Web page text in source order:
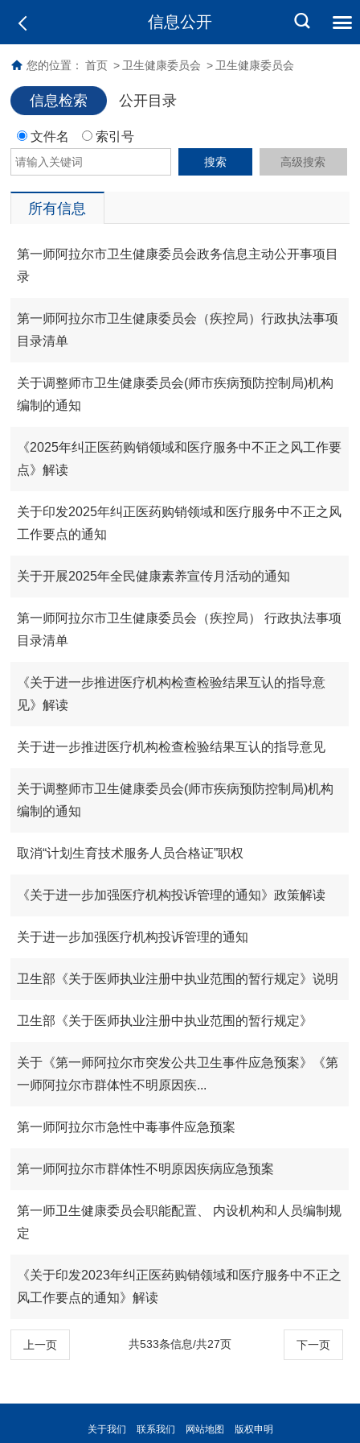
信息公开
您的位置： 首页 > 卫生健康委员会 > 卫生健康委员会
信息检索 公开目录
文件名 索引号
搜索 高级搜索
所有信息
第一师阿拉尔市卫生健康委员会政务信息主动公开事项目
录
第一师阿拉尔市卫生健康委员会（疾控局）行政执法事项
目录清单
关于调整师市卫生健康委员会(师市疾病预防控制局)机构
编制的通知
《2025年纠正医药购销领域和医疗服务中不正之风工作要
点》解读
关于印发2025年纠正医药购销领域和医疗服务中不正之风
工作要点的通知
关于开展2025年全民健康素养宣传月活动的通知
第一师阿拉尔市卫生健康委员会（疾控局） 行政执法事项
目录清单
《关于进一步推进医疗机构检查检验结果互认的指导意
见》解读
关于进一步推进医疗机构检查检验结果互认的指导意见
关于调整师市卫生健康委员会(师市疾病预防控制局)机构
编制的通知
取消“计划生育技术服务人员合格证”职权
《关于进一步加强医疗机构投诉管理的通知》政策解读
关于进一步加强医疗机构投诉管理的通知
卫生部《关于医师执业注册中执业范围的暂行规定》说明
卫生部《关于医师执业注册中执业范围的暂行规定》​
关于《第一师阿拉尔市突发公共卫生事件应急预案》《第
一师阿拉尔市群体性不明原因疾...
第一师阿拉尔市急性中毒事件应急预案
第一师阿拉尔市群体性不明原因疾病应急预案
第一师卫生健康委员会职能配置、 内设机构和人员编制规
定
《关于印发2023年纠正医药购销领域和医疗服务中不正之
风工作要点的通知》解读
上一页 下一页
共533条信息/共27页
关于我们 联系我们 网站地图 版权申明